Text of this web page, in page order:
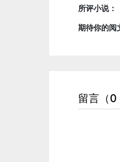
所评小说：
期待你的阅
留言（0